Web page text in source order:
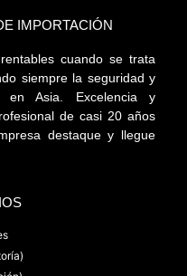
IMPORTACIÓN
cuando se trata
siempre la seguridad y
Asia. Excelencia y
de casi 20 años
destaque y llegue